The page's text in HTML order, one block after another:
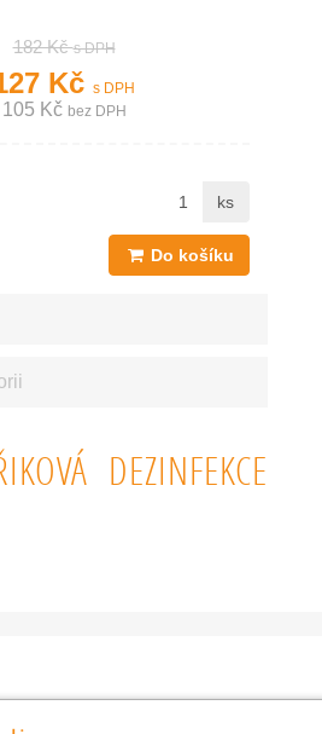
182 Kčs DPH
Kč s DPH
105 Kč bez DPH
ks
Do košíku
DEZINFEKCE